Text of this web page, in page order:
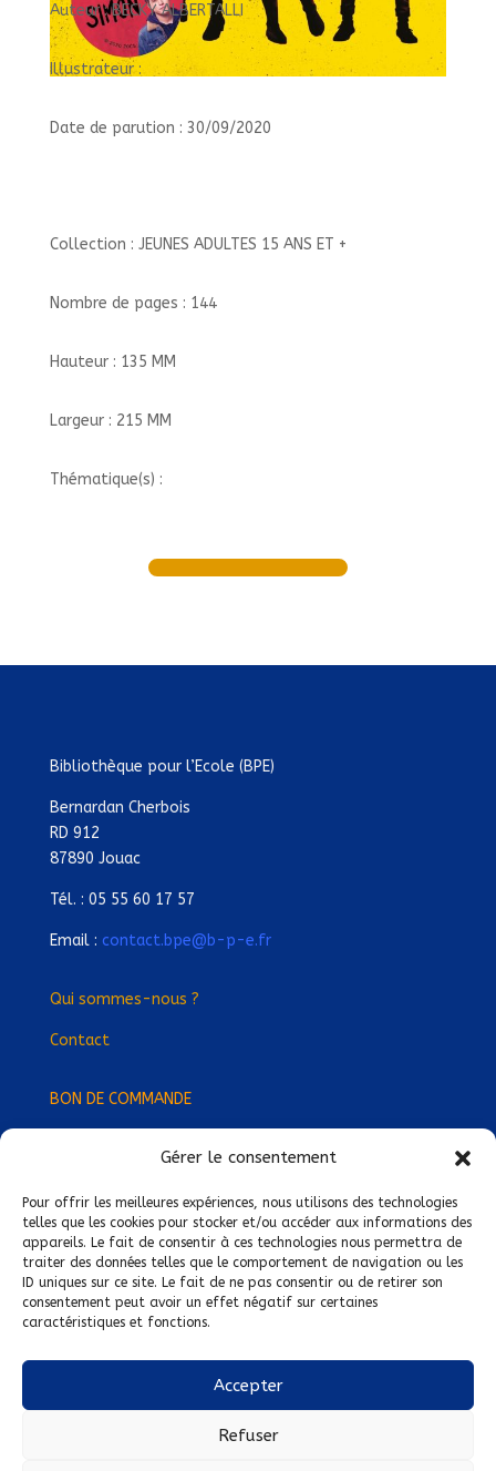
Gérer le consentement
Pour offrir les meilleures expériences, nous utilisons des technologies
telles que les cookies pour stocker et/ou accéder aux informations des
appareils. Le fait de consentir à ces technologies nous permettra de
traiter des données telles que le comportement de navigation ou les
ID uniques sur ce site. Le fait de ne pas consentir ou de retirer son
consentement peut avoir un effet négatif sur certaines
caractéristiques et fonctions.
Accepter
Refuser
Auteur : BECKY ALBERTALLI
Illustrateur :
Date de parution : 30/09/2020
Collection : JEUNES ADULTES 15 ANS ET +
Nombre de pages : 144
Hauteur : 135 MM
Largeur : 215 MM
Thématique(s) :
Bibliothèque pour l’Ecole (BPE)
Bernardan Cherbois
RD 912
87890 Jouac
Tél. : 05 55 60 17 57
Email : contact.bpe@b-p-e.fr
Qui sommes-nous ?
Contact
BON DE COMMANDE
Devenez Délégué·e Régional·e !
Trouvez-nous près de chez vous !
Mentions légales
Conditions générales de vente
Politique de confidentialité